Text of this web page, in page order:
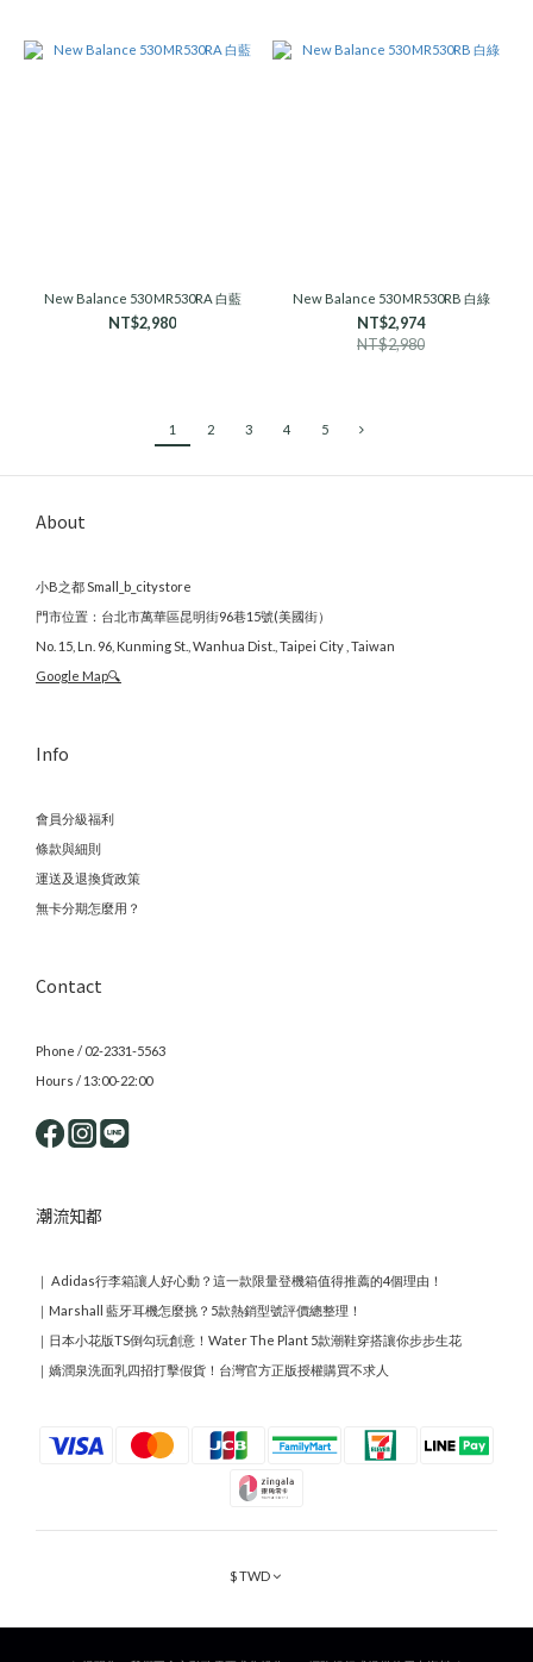
New Balance 530 MR530RA 白藍
NT$2,980
New Balance 530 MR530RB 白綠
NT$2,974
NT$2,980
1 2 3 4 5
About
小B之都 Small_b_citystore
門市位置：台北市萬華區昆明街96巷15號(美國街）
No. 15, Ln. 96, Kunming St., Wanhua Dist., Taipei City , Taiwan
Google Map🔍
Info
會員分級福利
條款與細則
運送及退換貨政策
無卡分期怎麼用？
Contact
Phone / 02-2331-5563
Hours / 13:00-22:00
潮流知都
｜ Adidas行李箱讓人好心動？這一款限量登機箱值得推薦的4個理由！
｜ Marshall 藍牙耳機怎麼挑？5款熱銷型號評價總整理！
｜ 日本小花版TS倒勾玩創意！Water The Plant 5款潮鞋穿搭讓你步步生花
｜ 嬌潤泉洗面乳四招打擊假貨！台灣官方正版授權購買不求人
$TWD